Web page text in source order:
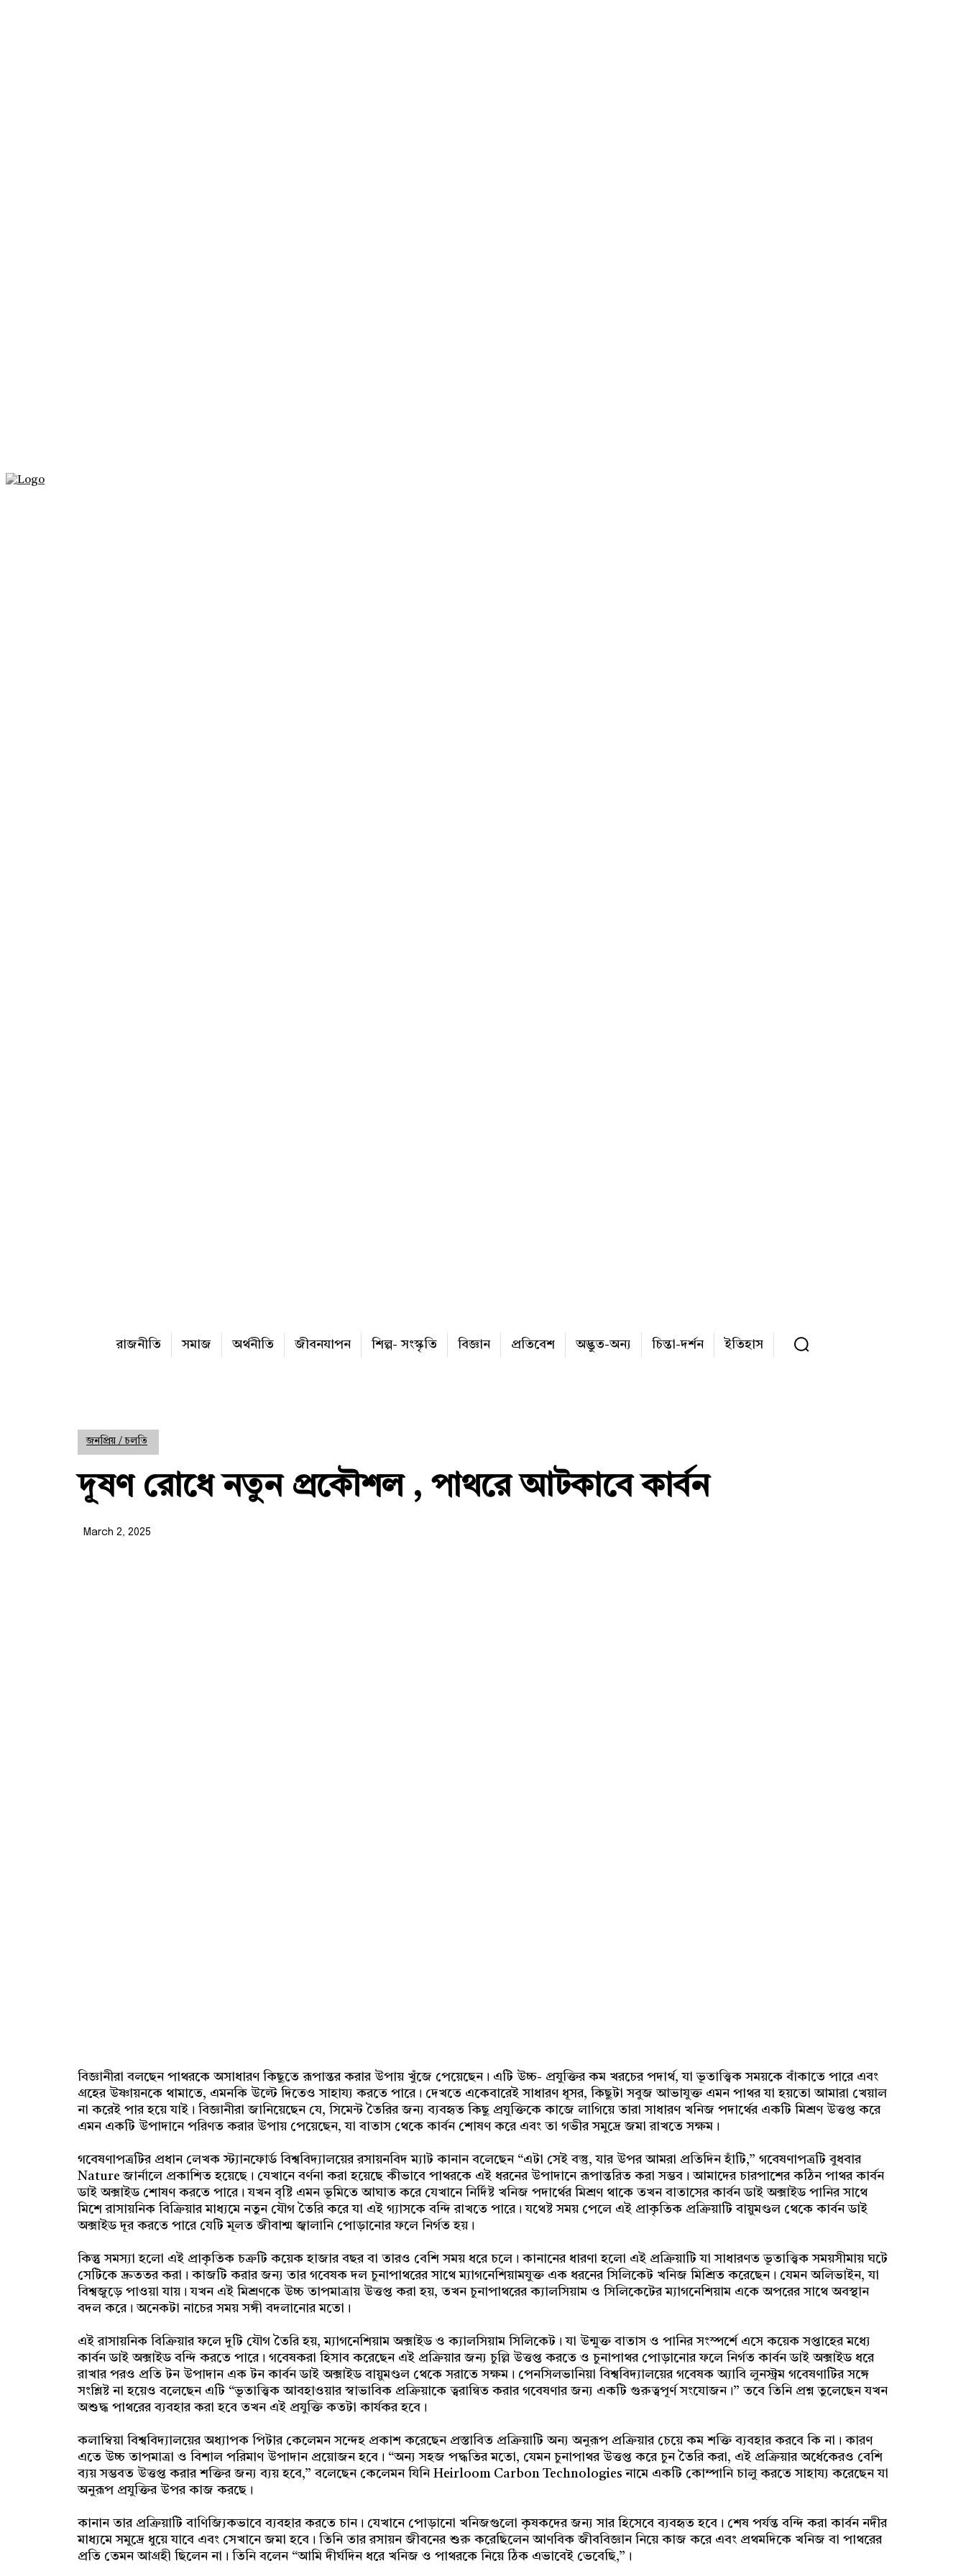
রাজনীতি সমাজ অর্থনীতি জীবনযাপন শিল্প- সংস্কৃতি বিজ্ঞান প্রতিবেশ অদ্ভুত-অন্য চিন্তা-দর্শন ইতিহাস
জনপ্রিয় / চলতি
দূষণ রোধে নতুন প্রকৌশল , পাথরে আটকাবে কার্বন
March 2, 2025
বিজ্ঞানীরা বলছেন পাথরকে অসাধারণ কিছুতে রূপান্তর করার উপায় খুঁজে পেয়েছেন। এটি উচ্চ- প্রযুক্তির কম খরচের পদার্থ, যা ভূতাত্ত্বিক সময়কে বাঁকাতে পারে এবং
গ্রহের উষ্ণায়নকে থামাতে, এমনকি উল্টে দিতেও সাহায্য করতে পারে। দেখতে একেবারেই সাধারণ ধূসর, কিছুটা সবুজ আভাযুক্ত এমন পাথর যা হয়তো আমারা খেয়াল
না করেই পার হয়ে যাই। বিজ্ঞানীরা জানিয়েছেন যে, সিমেন্ট তৈরির জন্য ব্যবহৃত কিছু প্রযুক্তিকে কাজে লাগিয়ে তারা সাধারণ খনিজ পদার্থের একটি মিশ্রণ উত্তপ্ত করে
এমন একটি উপাদানে পরিণত করার উপায় পেয়েছেন, যা বাতাস থেকে কার্বন শোষণ করে এবং তা গভীর সমুদ্রে জমা রাখতে সক্ষম।
গবেষণাপত্রটির প্রধান লেখক স্ট্যানফোর্ড বিশ্ববিদ্যালয়ের রসায়নবিদ ম্যাট কানান বলেছেন “এটা সেই বস্তু, যার উপর আমরা প্রতিদিন হাঁটি,” গবেষণাপত্রটি বুধবার
Nature জার্নালে প্রকাশিত হয়েছে। যেখানে বর্ণনা করা হয়েছে কীভাবে পাথরকে এই ধরনের উপাদানে রূপান্তরিত করা সম্ভব। আমাদের চারপাশের কঠিন পাথর কার্বন
ডাই অক্সাইড শোষণ করতে পারে। যখন বৃষ্টি এমন ভূমিতে আঘাত করে যেখানে নির্দিষ্ট খনিজ পদার্থের মিশ্রণ থাকে তখন বাতাসের কার্বন ডাই অক্সাইড পানির সাথে
মিশে রাসায়নিক বিক্রিয়ার মাধ্যমে নতুন যৌগ তৈরি করে যা এই গ্যাসকে বন্দি রাখতে পারে। যথেষ্ট সময় পেলে এই প্রাকৃতিক প্রক্রিয়াটি বায়ুমণ্ডল থেকে কার্বন ডাই
অক্সাইড দূর করতে পারে যেটি মূলত জীবাশ্ম জ্বালানি পোড়ানোর ফলে নির্গত হয়।
কিন্তু সমস্যা হলো এই প্রাকৃতিক চক্রটি কয়েক হাজার বছর বা তারও বেশি সময় ধরে চলে। কানানের ধারণা হলো এই প্রক্রিয়াটি যা সাধারণত ভূতাত্ত্বিক সময়সীমায় ঘটে
সেটিকে দ্রুততর করা। কাজটি করার জন্য তার গবেষক দল চুনাপাথরের সাথে ম্যাগনেশিয়ামযুক্ত এক ধরনের সিলিকেট খনিজ মিশ্রিত করেছেন। যেমন অলিভাইন, যা
বিশ্বজুড়ে পাওয়া যায়। যখন এই মিশ্রণকে উচ্চ তাপমাত্রায় উত্তপ্ত করা হয়, তখন চুনাপাথরের ক্যালসিয়াম ও সিলিকেটের ম্যাগনেশিয়াম একে অপরের সাথে অবস্থান
বদল করে। অনেকটা নাচের সময় সঙ্গী বদলানোর মতো।
এই রাসায়নিক বিক্রিয়ার ফলে দুটি যৌগ তৈরি হয়, ম্যাগনেশিয়াম অক্সাইড ও ক্যালসিয়াম সিলিকেট। যা উন্মুক্ত বাতাস ও পানির সংস্পর্শে এসে কয়েক সপ্তাহের মধ্যে
কার্বন ডাই অক্সাইড বন্দি করতে পারে। গবেষকরা হিসাব করেছেন এই প্রক্রিয়ার জন্য চুল্লি উত্তপ্ত করতে ও চুনাপাথর পোড়ানোর ফলে নির্গত কার্বন ডাই অক্সাইড ধরে
রাখার পরও প্রতি টন উপাদান এক টন কার্বন ডাই অক্সাইড বায়ুমণ্ডল থেকে সরাতে সক্ষম। পেনসিলভানিয়া বিশ্ববিদ্যালয়ের গবেষক অ্যাবি লুনস্ট্রম গবেষণাটির সঙ্গে
সংশ্লিষ্ট না হয়েও বলেছেন এটি “ভূতাত্ত্বিক আবহাওয়ার স্বাভাবিক প্রক্রিয়াকে ত্বরান্বিত করার গবেষণার জন্য একটি গুরুত্বপূর্ণ সংযোজন।” তবে তিনি প্রশ্ন তুলেছেন যখন
অশুদ্ধ পাথরের ব্যবহার করা হবে তখন এই প্রযুক্তি কতটা কার্যকর হবে।
কলাম্বিয়া বিশ্ববিদ্যালয়ের অধ্যাপক পিটার কেলেমন সন্দেহ প্রকাশ করেছেন প্রস্তাবিত প্রক্রিয়াটি অন্য অনুরূপ প্রক্রিয়ার চেয়ে কম শক্তি ব্যবহার করবে কি না। কারণ
এতে উচ্চ তাপমাত্রা ও বিশাল পরিমাণ উপাদান প্রয়োজন হবে। “অন্য সহজ পদ্ধতির মতো, যেমন চুনাপাথর উত্তপ্ত করে চুন তৈরি করা, এই প্রক্রিয়ার অর্ধেকেরও বেশি
ব্যয় সম্ভবত উত্তপ্ত করার শক্তির জন্য ব্যয় হবে,” বলেছেন কেলেমন যিনি Heirloom Carbon Technologies নামে একটি কোম্পানি চালু করতে সাহায্য করেছেন যা
অনুরূপ প্রযুক্তির উপর কাজ করছে।
কানান তার প্রক্রিয়াটি বাণিজ্যিকভাবে ব্যবহার করতে চান। যেখানে পোড়ানো খনিজগুলো কৃষকদের জন্য সার হিসেবে ব্যবহৃত হবে। শেষ পর্যন্ত বন্দি করা কার্বন নদীর
মাধ্যমে সমুদ্রে ধুয়ে যাবে এবং সেখানে জমা হবে। তিনি তার রসায়ন জীবনের শুরু করেছিলেন আণবিক জীববিজ্ঞান নিয়ে কাজ করে এবং প্রথমদিকে খনিজ বা পাথরের
প্রতি তেমন আগ্রহী ছিলেন না। তিনি বলেন “আমি দীর্ঘদিন ধরে খনিজ ও পাথরকে নিয়ে ঠিক এভাবেই ভেবেছি,”।